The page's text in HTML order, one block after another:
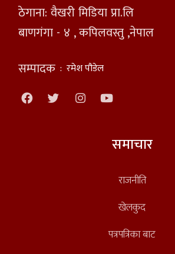
ठेगाना: वैखरी मिडिया प्रा.लि
बाणगंगा - ४ , कपिलवस्तु ,नेपाल
सम्पादक : रमेश पौडेल
समाचार
राजनीति
खेलकुद
पत्रपत्रिका बाट